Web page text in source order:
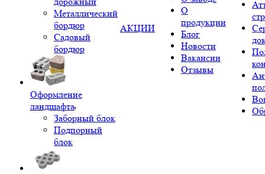
Металлический
бордюр
Садовый
бордюр
Оформление
ландшафта
Заборный блок
Подпорный
блок
АКЦИИ
О
продукции
Блог
Новости
Вакансии
Отзывы